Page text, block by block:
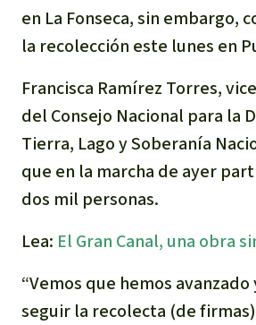
Metales
Minería
Agrotoxicos
Indonesia
en La Fonseca, sin embargo,
la recolección este lunes en
Francisca Ramírez Torres,
del Consejo Nacional para la
Tierra, Lago y Soberanía
que en la marcha de ayer
dos mil personas.
Lea: El Gran Canal, una obra
“Vemos que hemos avanzado
seguir la recolecta (de